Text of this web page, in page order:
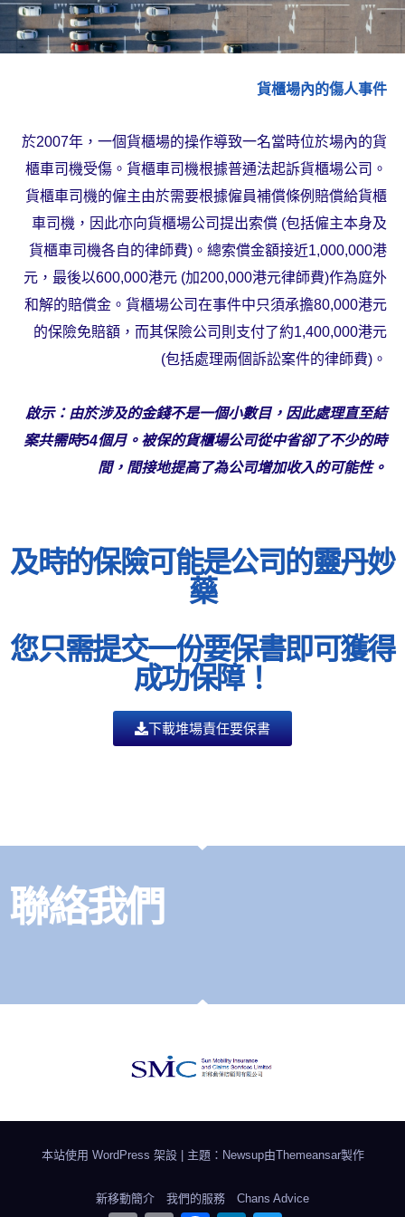
貨櫃場內的傷人事件
於2007年，一個貨櫃場的操作導致一名當時位於場內的貨
櫃車司機受傷。貨櫃車司機根據普通法起訴貨櫃場公司。
貨櫃車司機的僱主由於需要根據僱員補償條例賠償給貨櫃
車司機，因此亦向貨櫃場公司提出索償 (包括僱主本身及
貨櫃車司機各自的律師費)。總索償金額接近1,000,000港
元，最後以600,000港元 (加200,000港元律師費)作為庭外
和解的賠償金。貨櫃場公司在事件中只須承擔80,000港元
的保險免賠額，而其保險公司則支付了約1,400,000港元
(包括處理兩個訴訟案件的律師費)。
啟示：由於涉及的金錢不是一個小數目，因此處理直至結
案共需時54個月。被保的貨櫃場公司從中省卻了不少的時
間，間接地提高了為公司增加收入的可能性。
及時的保險可能是公司的靈丹妙
藥
您只需提交一份要保書即可獲得
成功保障！
下載堆場責任​要保書
聯絡我們
本站使用 WordPress 架設 | 主題：Newsup由Themeansar製作
新移動簡介 我們的服務 Chans Advice